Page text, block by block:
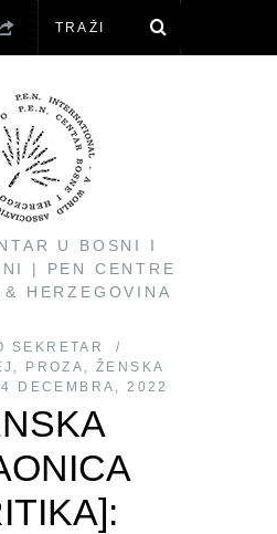
U BOSNI I
| PEN CENTRE
HERZEGOVINA
SEKRETAR
, PROZA ,ŽENSKA
DECEMBRA, 2022